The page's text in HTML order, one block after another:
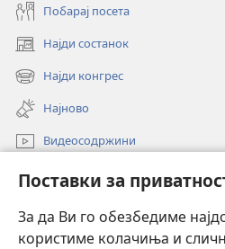
Поставки за
За да Ви го обезбедиме
користиме колачиња и
Побарај посета
Најди состанок
(opens
new
window)
Најди конгрес
(opens
new
window)
Најново
Видеосодржини